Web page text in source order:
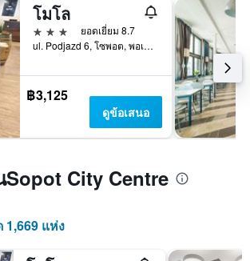
โมโล
3 ดาว
ยอดเยี่ยม 8.7
ul. Podjazd 6, โซพอต, พอเมอราเนีย, โปแลนด์
฿3,125
ดูข้อเสนอ
City Centre
แห่ง